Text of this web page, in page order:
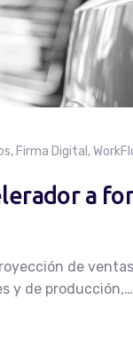
, Firma Digital ,
a
de
y de producción,…